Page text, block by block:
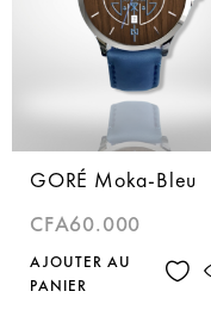
GORÉ Moka-Bleu
CFA60.000
AJOUTER AU
PANIER